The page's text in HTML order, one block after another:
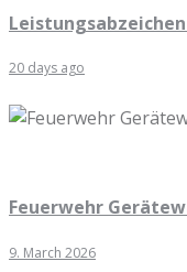
Leistungsabzeichen
20 days ago
Feuerwehr
9. March 2026